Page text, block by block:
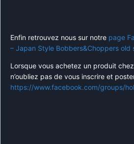
Enfin retrouvez nous sur notre page
– Japan Style Bobbers&Choppers old
Lorsque vous achetez un produit
n’oubliez pas de vous inscrire et
https://www.facebook.com/groups/